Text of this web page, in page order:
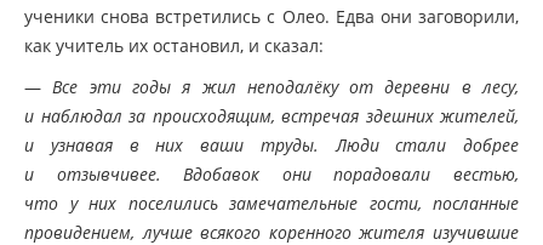
ученики снова встретились с Олео. Едва они заговорили,
как учитель их остановил, и сказал:
—Все эти годы я жил неподалёку от деревни в лесу,
и наблюдал за происходящим, встречая здешних жителей,
и узнавая в них ваши труды. Люди стали добрее
и отзывчивее. Вдобавок они порадовали вестью,
что у них поселились замечательные гости, посланные
провидением, лучше всякого коренного жителя изучившие